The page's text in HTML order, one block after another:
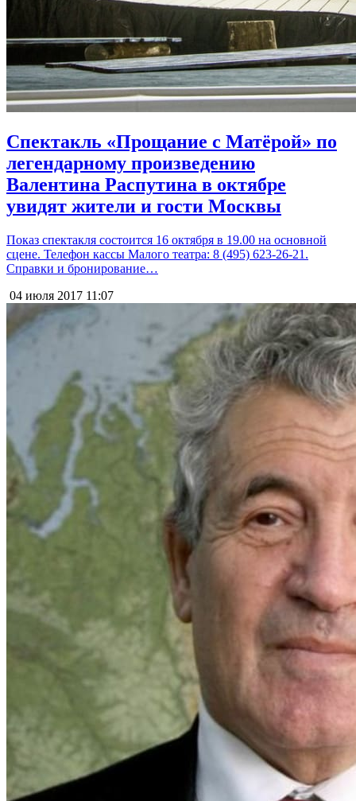
Спектакль «Прощание с Матёрой» по
легендарному произведению
Валентина Распутина в октябре
увидят жители и гости Москвы
Показ спектакля состоится 16 октября в 19.00 на основной
сцене. Телефон кассы Малого театра: 8 (495) 623-26-21.
Справки и бронирование…
04 июля 2017 11:07